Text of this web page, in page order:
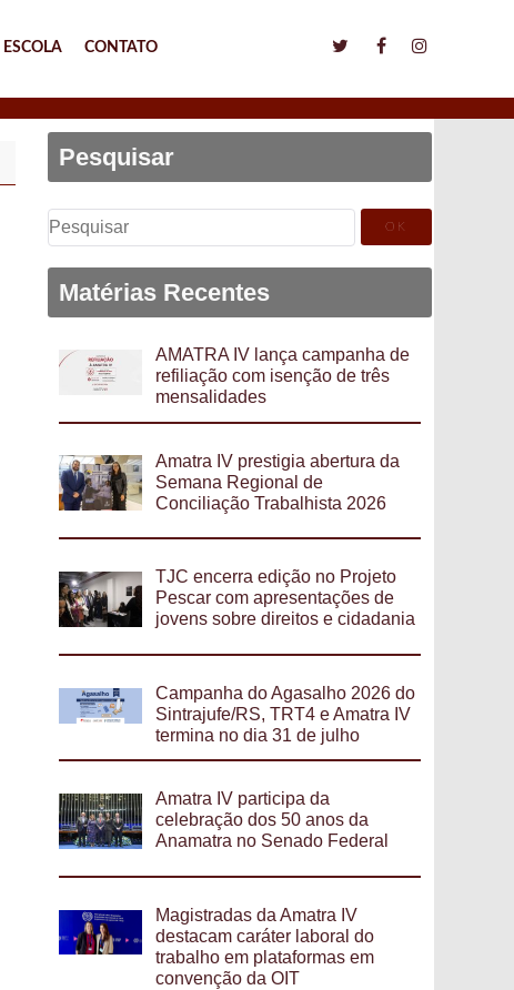
ESCOLA CONTATO
Pesquisar
Pesquisar
por:
Matérias Recentes
AMATRA IV lança campanha de
refiliação com isenção de três
mensalidades
Amatra IV prestigia abertura da
Semana Regional de
Conciliação Trabalhista 2026
TJC encerra edição no Projeto
Pescar com apresentações de
jovens sobre direitos e cidadania
Campanha do Agasalho 2026 do
Sintrajufe/RS, TRT4 e Amatra IV
termina no dia 31 de julho
Amatra IV participa da
celebração dos 50 anos da
Anamatra no Senado Federal
Magistradas da Amatra IV
destacam caráter laboral do
trabalho em plataformas em
convenção da OIT